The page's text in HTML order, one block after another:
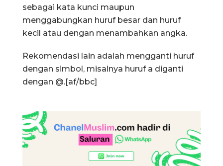
sebagai kata kunci maupun
menggabungkan huruf besar dan huruf
kecil atau dengan menambahkan angka.
Rekomendasi lain adalah mengganti huruf
dengan simbol, misalnya huruf a diganti
dengan @.[af/bbc]